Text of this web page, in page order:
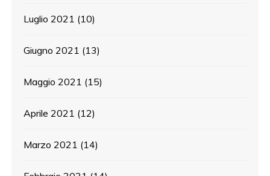
Luglio 2021 (10)
Giugno 2021 (13)
Maggio 2021 (15)
Aprile 2021 (12)
Marzo 2021 (14)